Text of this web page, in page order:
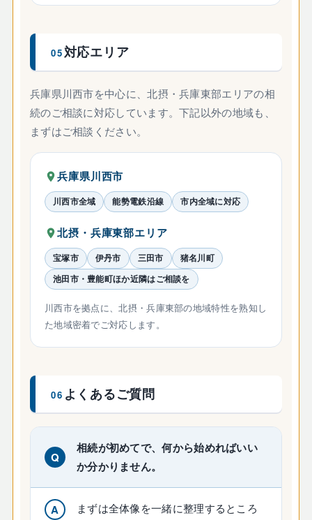
05対応エリア
兵庫県川西市を中心に、北摂・兵庫東部エリアの相
続のご相談に対応しています。下記以外の地域も、
まずはご相談ください。
兵庫県川西市
川西市全域 能勢電鉄沿線 市内全域に対応
北摂・兵庫東部エリア
宝塚市 伊丹市 三田市
猪名川町
池田市・豊能町ほか近隣はご相談を
川西市を拠点に、北摂・兵庫東部の地域特性を熟知し
た地域密着でご対応します。
06 よくあるご質問
相続が初めてで、何から始めればいい
か分かりません。
まずは全体像を一緒に整理するところ